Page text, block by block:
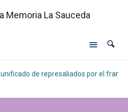
Memoria La Sauceda
de represaliados por el